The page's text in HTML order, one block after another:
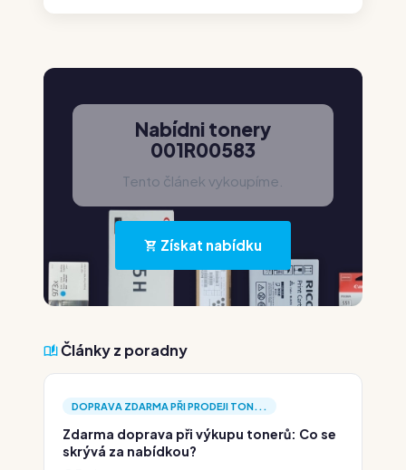
Nabídni tonery
001R00583
Tento článek vykoupíme.
Získat nabídku
Články z poradny
DOPRAVA ZDARMA PŘI PRODEJI TON...
Zdarma doprava při výkupu tonerů: Co se
skrývá za nabídkou?